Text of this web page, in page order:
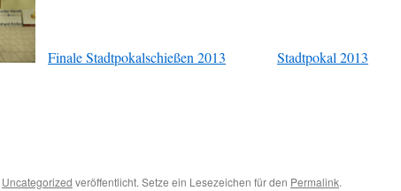
Finale Stadtpokalschießen 2013 Stadtpokal 2013
Uncategorized veröffentlicht. Setze ein Lesezeichen für den Permalink.